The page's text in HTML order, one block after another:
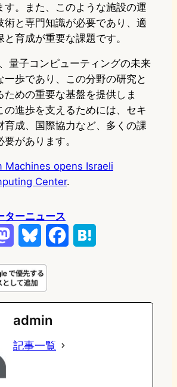
す。また、このような施設の運
術と専門知識が必要であり、適
育成が重要な課題です。
量子コンピューティングの未来
一歩であり、この分野の研究と
ための重要な基盤を提供しま
の進歩を支えるためには、セキ
育成、国際協力など、多くの課
があります。
Machines opens Israeli
Center.
ターニュース
s
t
o
d
u
e
s
k
e
e
admin
記事一覧